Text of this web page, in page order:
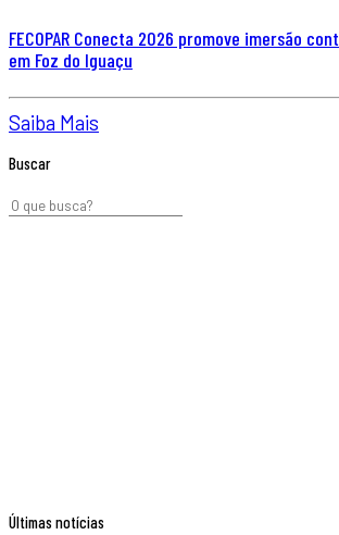
FECOPAR Conecta 2026 promove imersão
em Foz do Iguaçu
Saiba Mais
Buscar
Últimas notícias